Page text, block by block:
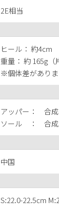
2E相当
ヒール： 約4cm
重量： 約 165g（
※個体差があり
アッパー： 合
ソール ： 合成
中国
S:22.0-22.5cm